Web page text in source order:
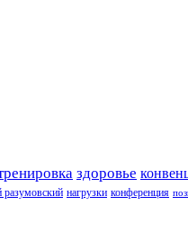
здоровье
разумовский нагрузки конференция